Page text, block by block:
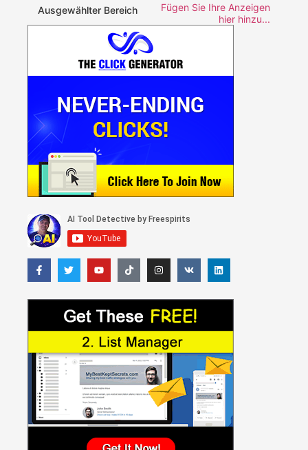
Ausgewählter Bereich
Fügen Sie Ihre Anzeigen
hier hinzu...